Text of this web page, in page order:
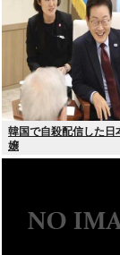
韓国で自殺配信した日
嬢